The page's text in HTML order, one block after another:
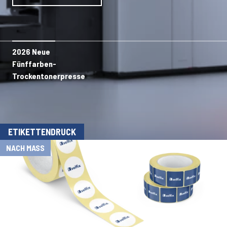
2026 Neue
Fünffarben-
Trockentonerpresse
ETIKETTENDRUCK
NACH MASS